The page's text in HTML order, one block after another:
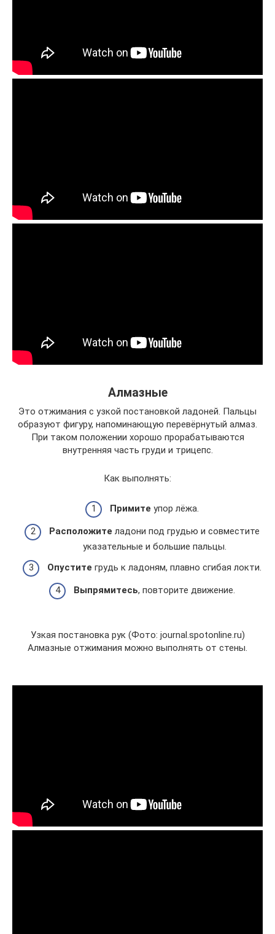
Алмазные
Это отжимания с узкой постановкой ладоней. Пальцы
образуют фигуру, напоминающую перевёрнутый алмаз.
При таком положении хорошо прорабатываются
внутренняя часть груди и трицепс.
Как выполнять:
Примите упор лёжа.
Расположите ладони под грудью и совместите
указательные и большие пальцы.
Опустите грудь к ладоням, плавно сгибая локти.
Выпрямитесь, повторите движение.
Узкая постановка рук (Фото: journal.spotonline.ru)
Алмазные отжимания можно выполнять от стены.